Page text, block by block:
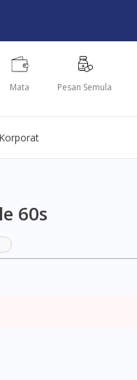
Mata Pesan Semula
Korporat
60s